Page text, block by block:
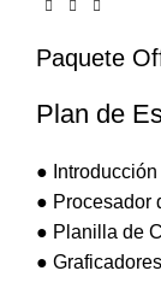
Paquete
Plan de
●
● Procesador
● Planilla de
●